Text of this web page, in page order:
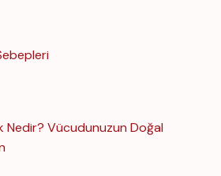
Nedir? Vücudunuzun Doğal